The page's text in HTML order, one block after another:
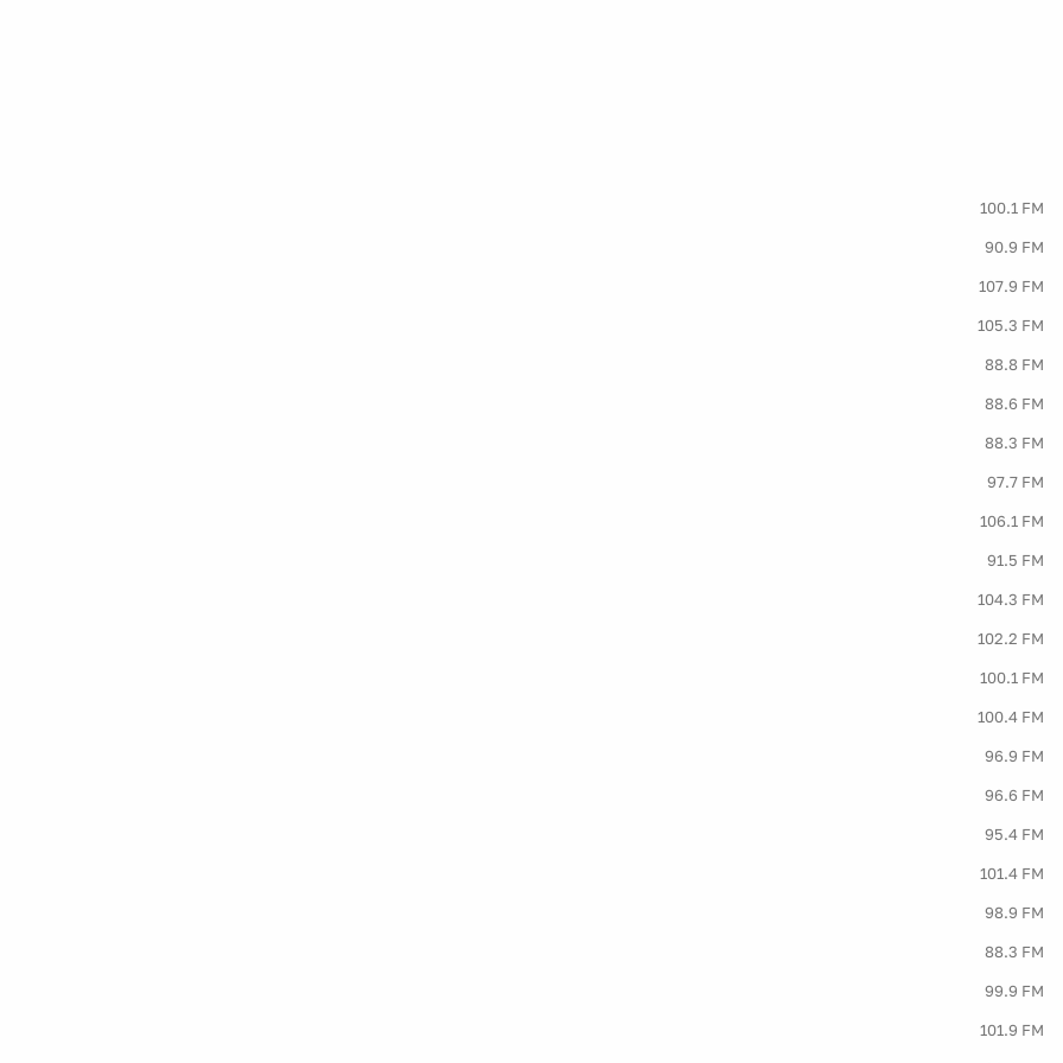
100.1 FM
90.9 FM
107.9 FM
105.3 FM
88.8 FM
88.6 FM
88.3 FM
97.7 FM
106.1 FM
91.5 FM
104.3 FM
102.2 FM
100.1 FM
100.4 FM
96.9 FM
96.6 FM
95.4 FM
101.4 FM
98.9 FM
88.3 FM
99.9 FM
101.9 FM